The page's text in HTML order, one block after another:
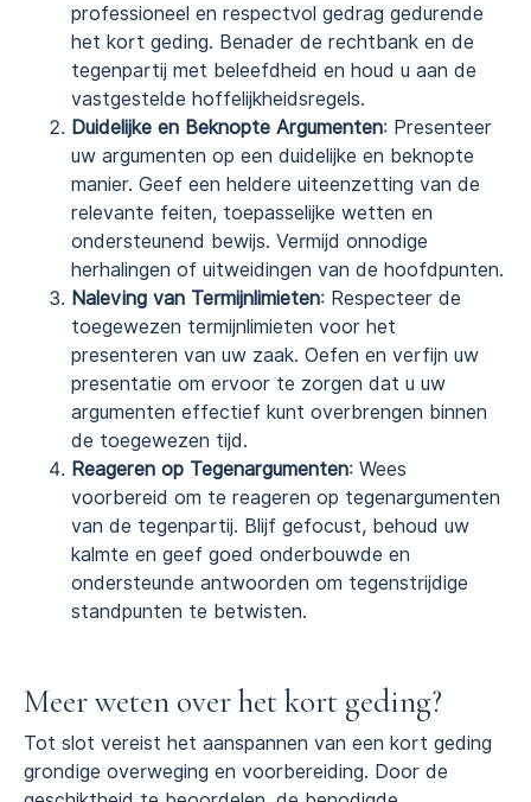
professioneel en respectvol gedrag gedurende
het kort geding. Benader de rechtbank en de
tegenpartij met beleefdheid en houd u aan de
vastgestelde hoffelijkheidsregels.
Duidelijke en Beknopte Argumenten: Presenteer
uw argumenten op een duidelijke en beknopte
manier. Geef een heldere uiteenzetting van de
relevante feiten, toepasselijke wetten en
ondersteunend bewijs. Vermijd onnodige
herhalingen of uitweidingen van de hoofdpunten.
Naleving van Termijnlimieten: Respecteer de
toegewezen termijnlimieten voor het
presenteren van uw zaak. Oefen en verfijn uw
presentatie om ervoor te zorgen dat u uw
argumenten effectief kunt overbrengen binnen
de toegewezen tijd.
Reageren op Tegenargumenten: Wees
voorbereid om te reageren op tegenargumenten
van de tegenpartij. Blijf gefocust, behoud uw
kalmte en geef goed onderbouwde en
ondersteunde antwoorden om tegenstrijdige
standpunten te betwisten.
Meer weten over het kort geding?
Tot slot vereist het aanspannen van een kort geding
grondige overweging en voorbereiding. Door de